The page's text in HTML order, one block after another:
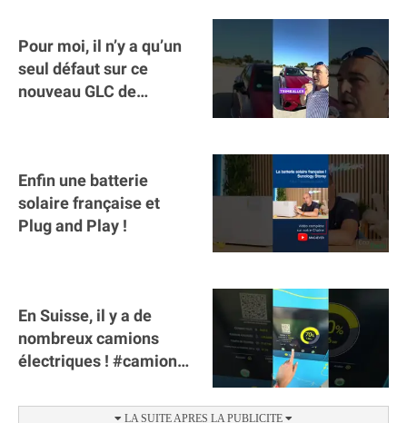
Pour moi, il n’y a qu’un
seul défaut sur ce
nouveau GLC de
Enfin une batterie
solaire française et
Plug and Play !
En Suisse, il y a de
nombreux camions
électriques ! #camion
#voitureelectrique